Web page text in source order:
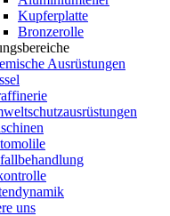
Kupferplatte
Bronzerolle
Ausrüstungen
uns